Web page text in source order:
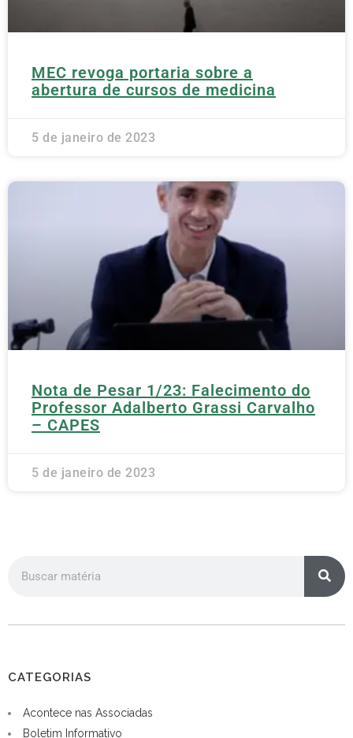
MEC revoga portaria sobre a
abertura de cursos de medicina
5 de janeiro de 2023
Nota de Pesar 1/23: Falecimento do
Professor Adalberto Grassi Carvalho
– CAPES
5 de janeiro de 2023
CATEGORIAS
Acontece nas Associadas
Boletim Informativo